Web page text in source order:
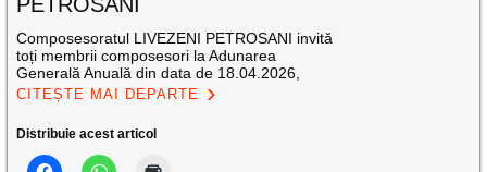
Composesoratul LIVEZENI PETROSANI invită
toți membrii composesori la Adunarea
Generală Anuală din data de 18.04.2026,
CITEȘTE MAI DEPARTE
Distribuie acest articol